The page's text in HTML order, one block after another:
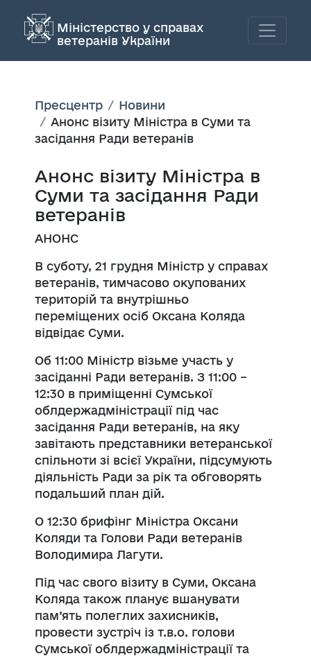
Міністерство у справах
ветеранів України
Пресцентр
Новини
Анонс візиту Міністра в Суми та
засідання Ради ветеранів
Анонс візиту Міністра в
Суми та засідання Ради
ветеранів
АНОНС
В суботу, 21 грудня Міністр у справах
ветеранів, тимчасово окупованих
територій та внутрішньо
переміщених осіб Оксана Коляда
відвідає Суми.
Об 11:00 Міністр візьме участь у
засіданні Ради ветеранів. З 11:00 –
12:30 в приміщенні Сумської
облдержадміністрації під час
засідання Ради ветеранів, на яку
завітають представники ветеранської
спільноти зі всієї України, підсумують
діяльність Ради за рік та обговорять
подальший план дій.
О 12:30 брифінг Міністра Оксани
Коляди та Голови Ради ветеранів
Володимира Лагути.
Під час свого візиту в Суми, Оксана
Коляда також планує вшанувати
пам’ять полеглих захисників,
провести зустріч із т.в.о. голови
Сумської облдержадміністрації та